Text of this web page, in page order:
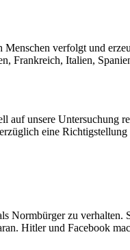
verfolgt und
Frankreich, Italien,
auf unsere Untersuchung
eine
Normbürger zu verhalten.
Hitler und Facebook